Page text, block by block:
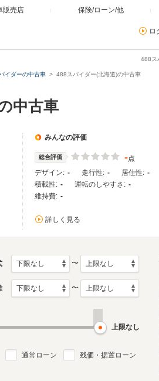
販売店 保険/ローン/他
ロ
488ス
イダーの中古車 488スパイダー(北海道)の中古車
中古車
みんなの評価
総合評価 -点
デザイン: - 走行性: - 居住性: -
積載性: - 運転のしやすさ: -
維持費: -
詳しく見る
〜
〜
上限なし
通常ローン 残価・据置ローン